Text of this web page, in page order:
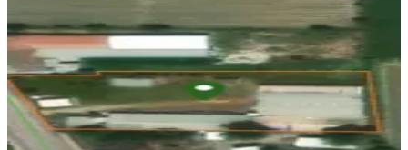
Bursa, Mustafakemalpaşa
2 Oda·4200 m²·31.07.2026
75.000 ₺
Murat k